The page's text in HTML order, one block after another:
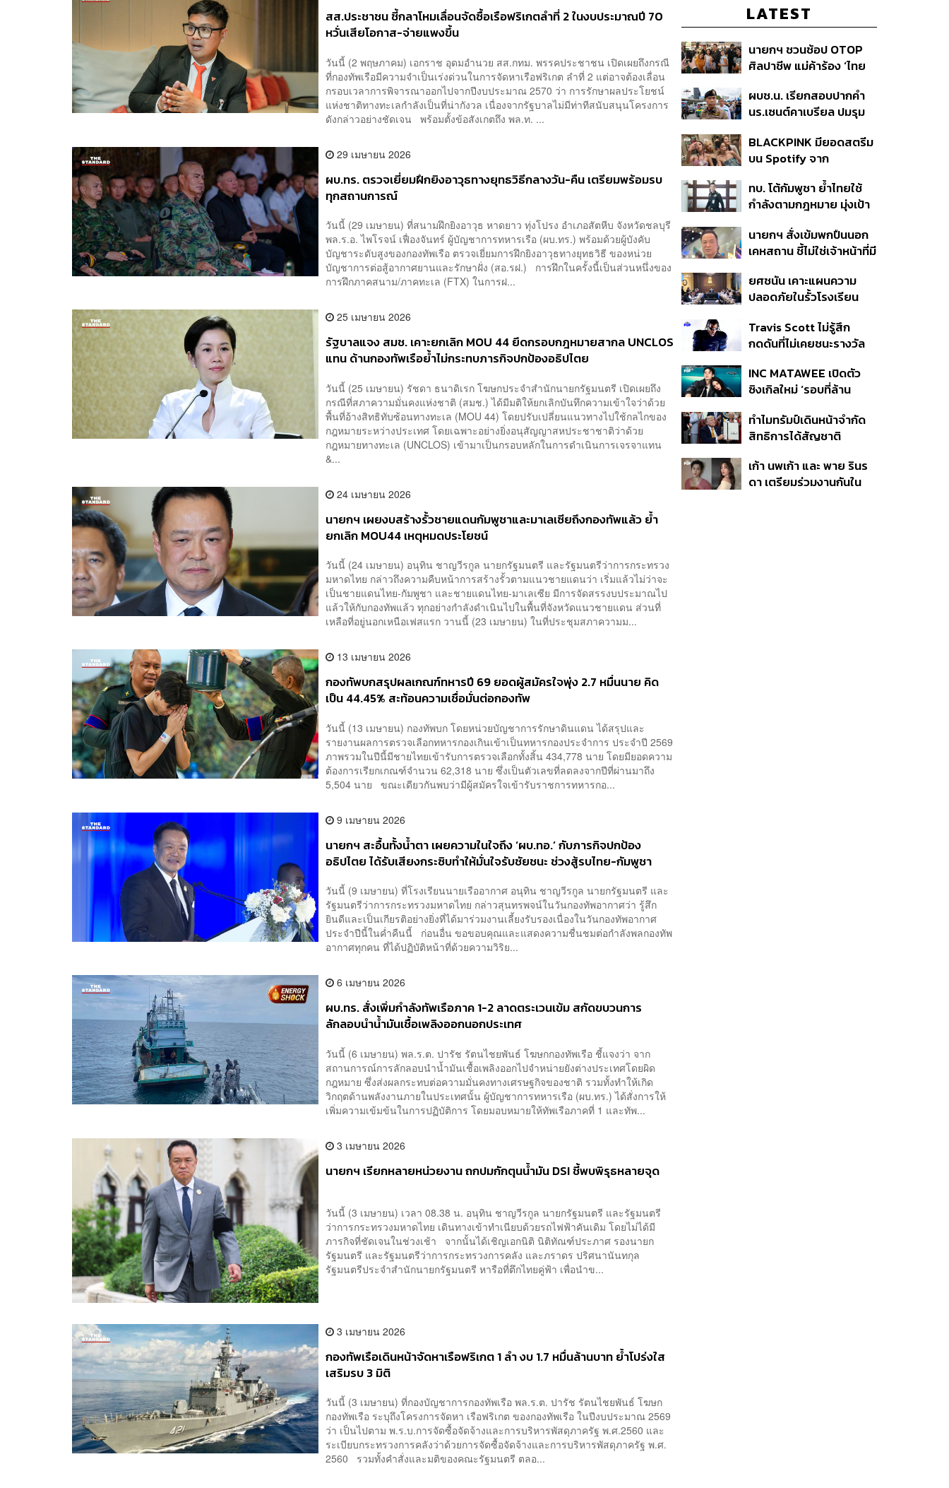
สส.ประชาชน ชี้กลาโหมเลื่อนจัดซื้อเรือฟริเกตลำที่ 2 ในงบประมาณปี 70
หวั่นเสียโอกาส-จ่ายแพงขึ้น
วันนี้ (2 พฤษภาคม) เอกราช อุดมอํานวย สส.กทม. พรรคประชาชน เปิดเผยถึงกรณี
ที่กองทัพเรือมีความจำเป็นเร่งด่วนในการจัดหาเรือฟริเกต ลำที่ 2 แต่อาจต้องเลื่อน
กรอบเวลาการพิจารณาออกไปจากปีงบประมาณ 2570 ว่า การรักษาผลประโยชน์
แห่งชาติทางทะเลกำลังเป็นที่น่ากังวล เนื่องจากรัฐบาลไม่มีท่าทีสนับสนุนโครงการ
ดังกล่าวอย่างชัดเจน พร้อมตั้งข้อสังเกตถึง พล.ท. ...
29 เมษายน 2026
ผบ.ทร. ตรวจเยี่ยมฝึกยิงอาวุธทางยุทธวิธีกลางวัน-คืน เตรียมพร้อมรบ
ทุกสถานการณ์
วันนี้ (29 เมษายน) ที่สนามฝึกยิงอาวุธ หาดยาว ทุ่งโปรง อำเภอสัตหีบ จังหวัดชลบุรี
พล.ร.อ. ไพโรจน์ เฟื่องจันทร์ ผู้บัญชาการทหารเรือ (ผบ.ทร.) พร้อมด้วยผู้บังคับ
บัญชาระดับสูงของกองทัพเรือ ตรวจเยี่ยมการฝึกยิงอาวุธทางยุทธวิธี ของหน่วย
บัญชาการต่อสู้อากาศยานและรักษาฝั่ง (สอ.รฝ.) การฝึกในครั้งนี้เป็นส่วนหนึ่งของ
การฝึกภาคสนาม/ภาคทะเล (FTX) ในการฝ...
25 เมษายน 2026
รัฐบาลแจง สมช. เคาะยกเลิก MOU 44 ยึดกรอบกฎหมายสากล UNCLOS
แทน ด้านกองทัพเรือย้ำไม่กระทบภารกิจปกป้องอธิปไตย
วันนี้ (25 เมษายน) รัชดา ธนาดิเรก โฆษกประจำสำนักนายกรัฐมนตรี เปิดเผยถึง
กรณีที่สภาความมั่นคงแห่งชาติ (สมช.) ได้มีมติให้ยกเลิกบันทึกความเข้าใจว่าด้วย
พื้นที่อ้างสิทธิทับซ้อนทางทะเล (MOU 44) โดยปรับเปลี่ยนแนวทางไปใช้กลไกของ
กฎหมายระหว่างประเทศ โดยเฉพาะอย่างยิ่งอนุสัญญาสหประชาชาติว่าด้วย
กฎหมายทางทะเล (UNCLOS) เข้ามาเป็นกรอบหลักในการดำเนินการเจรจาแทน
&...
24 เมษายน 2026
นายกฯ เผยงบสร้างรั้วชายแดนกัมพูชาและมาเลเซียถึงกองทัพแล้ว ย้ำ
ยกเลิก MOU44 เหตุหมดประโยชน์
วันนี้ (24 เมษายน) อนุทิน ชาญวีรกูล นายกรัฐมนตรี และรัฐมนตรีว่าการกระทรวง
มหาดไทย กล่าวถึงความคืบหน้าการสร้างรั้วตามแนวชายแดนว่า เริ่มแล้วไม่ว่าจะ
เป็นชายแดนไทย-กัมพูชา และชายแดนไทย-มาเลเซีย มีการจัดสรรงบประมาณไป
แล้วให้กับกองทัพแล้ว ทุกอย่างกำลังดำเนินไปในพื้นที่จังหวัดแนวชายแดน ส่วนที่
เหลือที่อยู่นอกเหนือเฟสแรก วานนี้ (23 เมษายน) ในที่ประชุมสภาความม...
13 เมษายน 2026
กองทัพบกสรุปผลเกณฑ์ทหารปี 69 ยอดผู้สมัครใจพุ่ง 2.7 หมื่นนาย คิด
เป็น 44.45% สะท้อนความเชื่อมั่นต่อกองทัพ
วันนี้ (13 เมษายน) กองทัพบก โดยหน่วยบัญชาการรักษาดินแดน ได้สรุปและ
รายงานผลการตรวจเลือกทหารกองเกินเข้าเป็นทหารกองประจำการ ประจำปี 2569
ภาพรวมในปีนี้มีชายไทยเข้ารับการตรวจเลือกทั้งสิ้น 434,778 นาย โดยมียอดความ
ต้องการเรียกเกณฑ์จำนวน 62,318 นาย ซึ่งเป็นตัวเลขที่ลดลงจากปีที่ผ่านมาถึง
5,504 นาย ขณะเดียวกันพบว่ามีผู้สมัครใจเข้ารับราชการทหารกอ...
9 เมษายน 2026
นายกฯ สะอื้นทั้งน้ำตา เผยความในใจถึง ‘ผบ.ทอ.’ กับภารกิจปกป้อง
อธิปไตย ได้รับเสียงกระซิบทำให้มั่นใจรับชัยชนะ ช่วงสู้รบไทย-กัมพูชา
วันนี้ (9 เมษายน) ที่โรงเรียนนายเรืออากาศ อนุทิน ชาญวีรกูล นายกรัฐมนตรี และ
รัฐมนตรีว่าการกระทรวงมหาดไทย กล่าวสุนทรพจน์ในวันกองทัพอากาศว่า รู้สึก
ยินดีและเป็นเกียรติอย่างยิ่งที่ได้มาร่วมงานเลี้ยงรับรองเนื่องในวันกองทัพอากาศ
ประจำปีนี้ในค่ำคืนนี้ ก่อนอื่น ขอขอบคุณและแสดงความชื่นชมต่อกำลังพลกองทัพ
อากาศทุกคน ที่ได้ปฏิบัติหน้าที่ด้วยความวิริย...
6 เมษายน 2026
ผบ.ทร. สั่งเพิ่มกำลังทัพเรือภาค 1-2 ลาดตระเวนเข้ม สกัดขบวนการ
ลักลอบนำน้ำมันเชื้อเพลิงออกนอกประเทศ
วันนี้ (6 เมษายน) พล.ร.ต. ปารัช รัตนไชยพันธ์ โฆษกกองทัพเรือ ชี้แจงว่า จาก
สถานการณ์การลักลอบนำน้ำมันเชื้อเพลิงออกไปจำหน่ายยังต่างประเทศโดยผิด
กฎหมาย ซึ่งส่งผลกระทบต่อความมั่นคงทางเศรษฐกิจของชาติ รวมทั้งทำให้เกิด
วิกฤตด้านพลังงานภายในประเทศนั้น ผู้บัญชาการทหารเรือ (ผบ.ทร.) ได้สั่งการให้
เพิ่มความเข้มข้นในการปฏิบัติการ โดยมอบหมายให้ทัพเรือภาคที่ 1 และทัพ...
3 เมษายน 2026
นายกฯ เรียกหลายหน่วยงาน ถกปมกักตุนน้ำมัน DSI ชี้พบพิรุธหลายจุด
วันนี้ (3 เมษายน) เวลา 08.38 น. อนุทิน ชาญวีรกูล นายกรัฐมนตรี และรัฐมนตรี
ว่าการกระทรวงมหาดไทย เดินทางเข้าทำเนียบด้วยรถไฟฟ้าคันเดิม โดยไม่ได้มี
ภารกิจที่ชัดเจนในช่วงเช้า จากนั้นได้เชิญเอกนิติ นิติทัณฑ์ประภาศ รองนายก
รัฐมนตรี และรัฐมนตรีว่าการกระทรวงการคลัง และภราดร ปริศนานันทกุล
รัฐมนตรีประจำสำนักนายกรัฐมนตรี หารือที่ตึกไทยคู่ฟ้า เพื่อนำข...
3 เมษายน 2026
กองทัพเรือเดินหน้าจัดหาเรือฟริเกต 1 ลำ งบ 1.7 หมื่นล้านบาท ย้ำโปร่งใส
เสริมรบ 3 มิติ
วันนี้ (3 เมษายน) ที่กองบัญชาการกองทัพเรือ พล.ร.ต. ปารัช รัตนไชยพันธ์ โฆษก
กองทัพเรือ ระบุถึงโครงการจัดหา เรือฟริเกต ของกองทัพเรือ ในปีงบประมาณ 2569
ว่า เป็นไปตาม พ.ร.บ.การจัดซื้อจัดจ้างและการบริหารพัสดุภาครัฐ พ.ศ.2560 และ
ระเบียบกระทรวงการคลังว่าด้วยการจัดซื้อจัดจ้างและการบริหารพัสดุภาครัฐ พ.ศ.
2560 รวมทั้งคำสั่งและมติของคณะรัฐมนตรี ตลอ...
LATEST
นายกฯ ชวนช้อป OTOP
ศิลปาชีพ แม่ค้าร้อง ‘ไทย
ถามมีต่อไหม นายกฯ ตอบ
‘เดี๋ยวจะพยายาม’
ผบช.น. เรียกสอบปากคำ
นร.เซนต์คาเบรียล ปมรุม
ดำเนินคดีแล้ว
BLACKPINK มียอดสตรีม
บน Spotify จาก
ครั้ง ตลอด 10 ปีที่ผ่านมา
ทบ. โต้กัมพูชา ย้ำไทยใช้
กำลังตามกฎหมาย มุ่งเป้า
หายไทยไม่อาจลบด้วย
ข้อมูลบิดเบือน
นายกฯ สั่งเข้มพกปืนนอก
เคหสถาน ชี้ไม่ใช่เจ้าหน้าที่มี
ก่อเหตุ เจ้าของร่วมรับผิด
ยศชนัน เคาะแผนความ
ปลอดภัยในรั้วโรงเรียน
ดูแล-คุมเข้มคัดกรองสิ่ง
ผิดกฎหมาย
Travis Scott ไม่รู้สึก
กดดันที่ไม่เคยชนะรางวัล
แล้ว 10 ครั้ง
INC MATAWEE เปิดตัว
ซิงเกิลใหม่ ‘รอบที่ล้าน
มาแสดงในมิวสิกวิดีโอ
ทำไมทรัมป์เดินหน้าจำกัด
สิทธิการได้สัญชาติ
แม้ศาลสูงสุดเคยตัดสิน
คัดค้าน
เก้า นพเก้า และ พาย รินร
ดา เตรียมร่วมงานกันใน